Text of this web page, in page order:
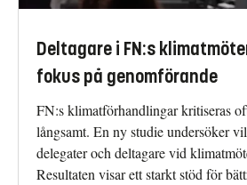
Deltagare i FN:s
fokus på genomförande
FN:s klimatförhandlingar kritiseras
långsamt. En ny studie undersöker
delegater och deltagare vid
Resultaten visar ett starkt stöd för